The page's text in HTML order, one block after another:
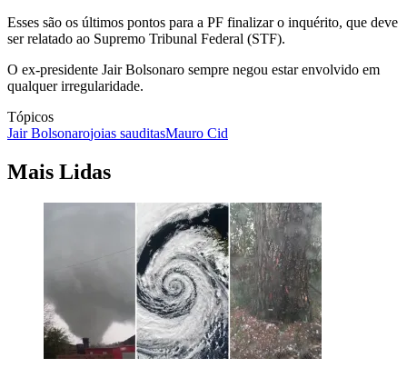
Esses são os últimos pontos para a PF finalizar o inquérito, que deve
ser relatado ao Supremo Tribunal Federal (STF).
O ex-presidente Jair Bolsonaro sempre negou estar envolvido em
qualquer irregularidade.
Tópicos
Jair Bolsonarojoias sauditasMauro Cid
Mais Lidas